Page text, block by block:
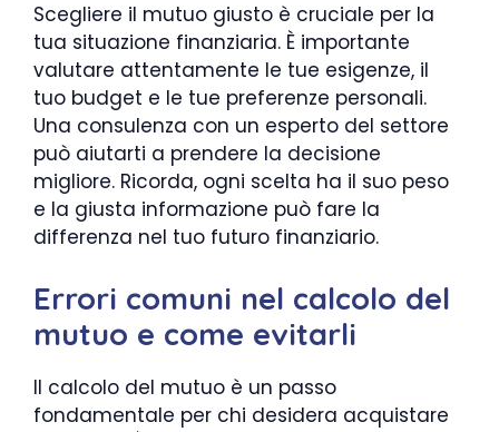
Scegliere il mutuo giusto è cruciale per la
tua situazione finanziaria. È importante
valutare attentamente le tue esigenze, il
tuo budget e le tue preferenze personali.
Una consulenza con un esperto del settore
può aiutarti a prendere la decisione
migliore. Ricorda, ogni scelta ha il suo peso
e la giusta informazione può fare la
differenza nel tuo futuro finanziario.
Errori comuni nel calcolo del
mutuo e come evitarli
Il calcolo del mutuo è un passo
fondamentale per chi desidera acquistare